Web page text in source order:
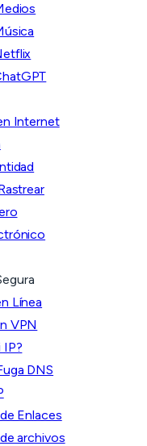
Internet
Línea
VPN
IP?
DNS
Enlaces
archivos